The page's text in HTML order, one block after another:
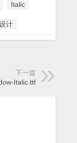
Italic
计
下一篇
Italic.ttf